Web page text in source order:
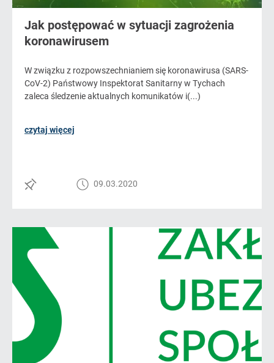
Jak postępować w sytuacji zagrożenia
koronawirusem
W związku z rozpowszechnianiem się koronawirusa (SARS-
CoV-2) Państwowy Inspektorat Sanitarny w Tychach
zaleca śledzenie aktualnych komunikatów i(...)
czytaj więcej
09.03.2020